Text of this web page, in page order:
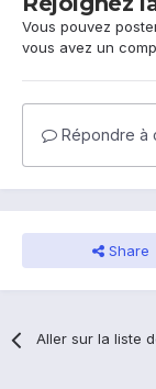
Vous pouvez
vous avez un
Répondre à
Share
Aller sur la liste